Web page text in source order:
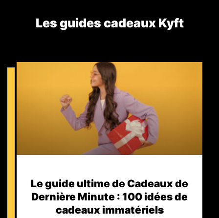
Les guides cadeaux Kyft​
Le guide ultime de Cadeaux de
Dernière Minute : 100 idées de
cadeaux immatériels